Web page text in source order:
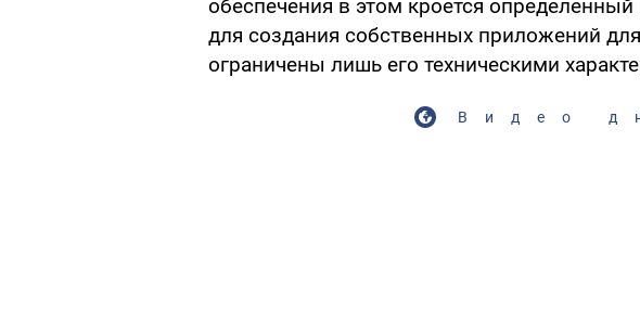
обеспечения в этом кроется
для создания собственных приложений
ограничены лишь его техническими
Видео